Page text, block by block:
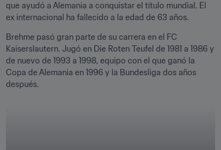
que ayudó a Alemania a conquistar el título mundial. El
ex internacional ha fallecido a la edad de 63 años.
Brehme pasó gran parte de su carrera en el FC
Kaiserslautern. Jugó en Die Roten Teufel de 1981 a 1986 y
de nuevo de 1993 a 1998, equipo con el que ganó la
Copa de Alemania en 1996 y la Bundesliga dos años
después.